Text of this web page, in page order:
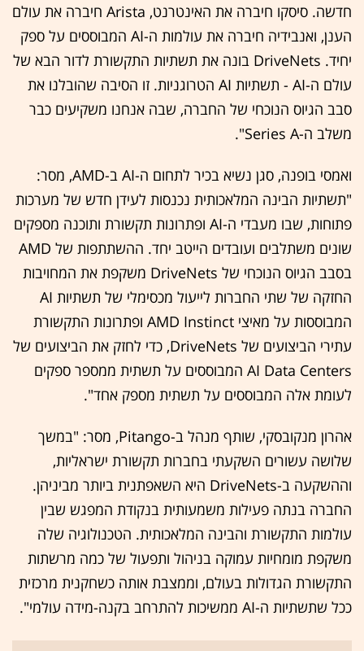
חדשה. סיסקו חיברה את האינטרנט, Arista חיברה את עולם
הענן, ואנבידיה חיברה את עולמות ה-AI המבוססים על ספק
יחיד. DriveNets בונה את תשתיות התקשורת לדור הבא של
עולם ה-AI - תשתיות AI הטרוגניות. זו הסיבה שהובלנו את
סבב הגיוס הנוכחי של החברה, שבה אנחנו משקיעים כבר
משלב ה-Series A".
ואמסי בופנה, סגן נשיא בכיר לתחום ה-AI ב-AMD, מסר:
"תשתיות הבינה המלאכותית נכנסות לעידן חדש של מערכות
פתוחות, שבו מעבדי ה-AI ופתרונות תקשורת ותוכנה מספקים
שונים משתלבים ועובדים הייטב יחד. ההשתתפות של AMD
בסבב הגיוס הנוכחי של DriveNets משקפת את המחויבות
החזקה של שתי החברות לייעול מכסימלי של תשתיות AI
המבוססות על מאיצי AMD Instinct ופתרונות התקשורת
עתירי הביצועים של DriveNets, כדי לחזק את הביצועים של
AI Data Centers המבוססים על תשתית ממספר ספקים
לעומת אלה המבוססים על תשתית מספק אחד".
אהרון מנקובסקי, שותף מנהל ב-Pitango, מסר: "במשך
שלושה עשורים השקעתי בחברות תקשורת ישראליות,
וההשקעה ב-DriveNets היא השאפתנית ביותר מביניהן.
החברה בנתה פעילות משמעותית בנקודת המפגש שבין
עולמות התקשורת והבינה המלאכותית. הטכנולוגיה שלה
משקפת מומחיות עמוקה בניהול ותפעול של כמה מרשתות
התקשורת הגדולות בעולם, וממצבת אותה כשחקנית מרכזית
ככל שתשתיות ה-AI ממשיכות להתרחב בקנה-מידה עולמי".